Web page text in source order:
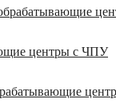
центры с ЧПУ